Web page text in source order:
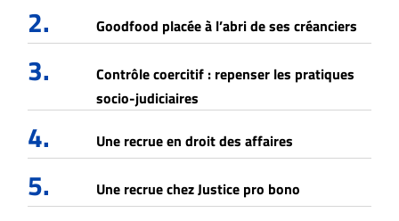
2. Goodfood placée à l’abri de ses créanciers
3.
Contrôle coercitif : repenser les pratiques
socio-judiciaires
4. Une recrue en droit des affaires
5. Une recrue chez Justice pro bono